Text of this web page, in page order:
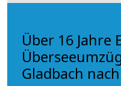
Über 16
Gladbach